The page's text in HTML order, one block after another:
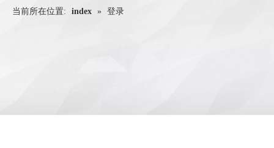
当前所在位置: index » 登录